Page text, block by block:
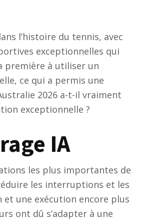
l’histoire du tennis, avec
exceptionnelles qui
première à utiliser un
ce qui a permis une
2026 a-t-il vraiment
exceptionnelle ?
IA
les plus importantes de
les interruptions et les
une exécution encore plus
ont dû s’adapter à une